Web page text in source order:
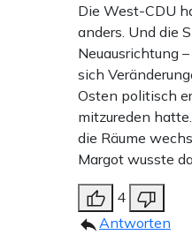
Die West-CDU
anders. Und die
Neuausrichtung
sich
Osten politisch
mitzureden
die Räume
Margot wusste
4
Antworten